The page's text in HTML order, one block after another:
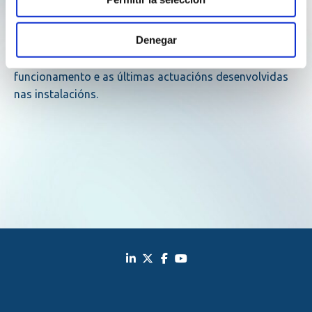
Denegar
Unha vez finalizado o encontro, os asistentes
desprazáronse ata a terminal de gas natural licuado
que Reganosa opera en Mugardos, onde realizaron un
percorrido para coñecer de primeira man o
funcionamento e as últimas actuacións desenvolvidas
nas instalacións.